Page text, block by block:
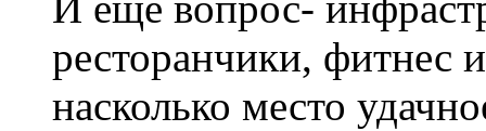
ресторанчики, фитнес
насколько место